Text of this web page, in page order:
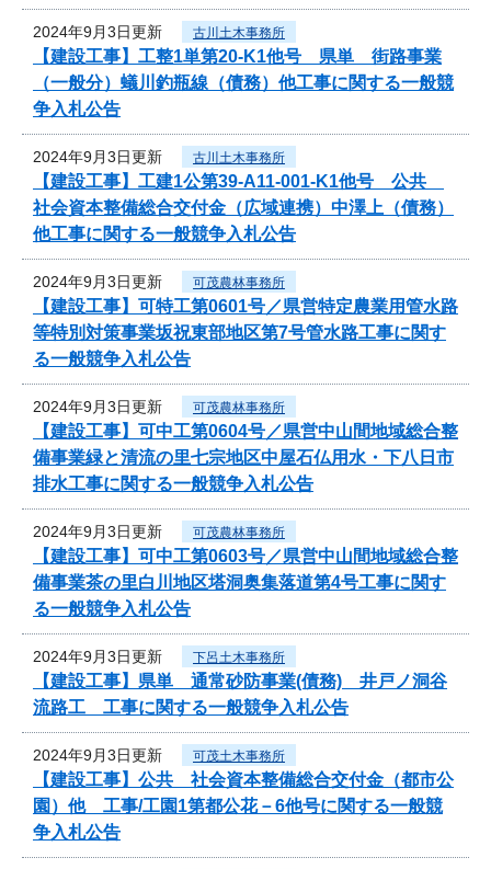
2024年9月3日更新 古川土木事務所
【建設工事】工整1単第20-K1他号 県単 街路事業
（一般分）蟻川釣瓶線（債務）他工事に関する一般競
争入札公告
2024年9月3日更新 古川土木事務所
【建設工事】工建1公第39-A11-001-K1他号 公共
社会資本整備総合交付金（広域連携）中澤上（債務）
他工事に関する一般競争入札公告
2024年9月3日更新 可茂農林事務所
【建設工事】可特工第0601号／県営特定農業用管水路
等特別対策事業坂祝東部地区第7号管水路工事に関す
る一般競争入札公告
2024年9月3日更新 可茂農林事務所
【建設工事】可中工第0604号／県営中山間地域総合整
備事業緑と清流の里七宗地区中屋石仏用水・下八日市
排水工事に関する一般競争入札公告
2024年9月3日更新 可茂農林事務所
【建設工事】可中工第0603号／県営中山間地域総合整
備事業茶の里白川地区塔洞奥集落道第4号工事に関す
る一般競争入札公告
2024年9月3日更新 下呂土木事務所
【建設工事】県単 通常砂防事業(債務) 井戸ノ洞谷
流路工 工事に関する一般競争入札公告
2024年9月3日更新 可茂土木事務所
【建設工事】公共 社会資本整備総合交付金（都市公
園）他 工事/工園1第都公花－6他号に関する一般競
争入札公告